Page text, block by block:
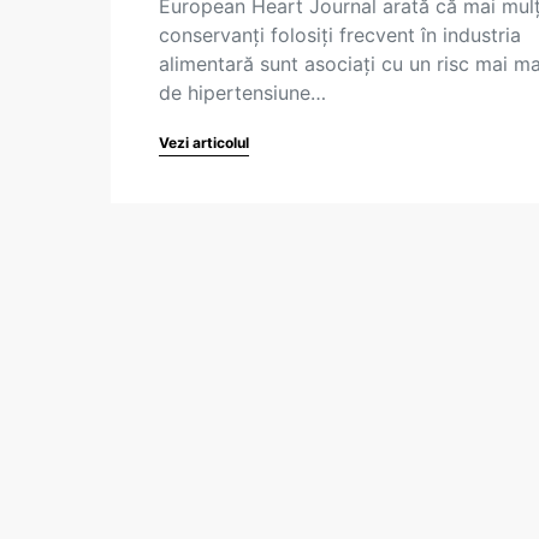
European Heart Journal arată că mai
conservanți folosiți frecvent în industria
alimentară sunt asociați cu un risc mai
de hipertensiune…
Vezi articolul